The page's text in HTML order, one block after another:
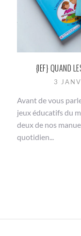
{IEF} QUAND
3
Avant de vous
jeux éducatifs du
deux de nos
quotidien...